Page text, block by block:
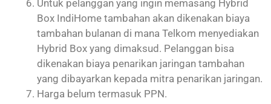
Untuk pelanggan yang ingin memasang Hybrid
Box IndiHome tambahan akan dikenakan biaya
tambahan bulanan di mana Telkom menyediakan
Hybrid Box yang dimaksud. Pelanggan bisa
dikenakan biaya penarikan jaringan tambahan
yang dibayarkan kepada mitra penarikan jaringan.
Harga belum termasuk PPN.